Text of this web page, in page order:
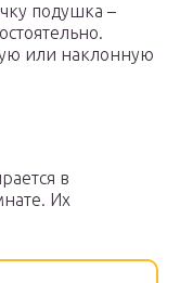
подушка –
или наклонную
в
Их